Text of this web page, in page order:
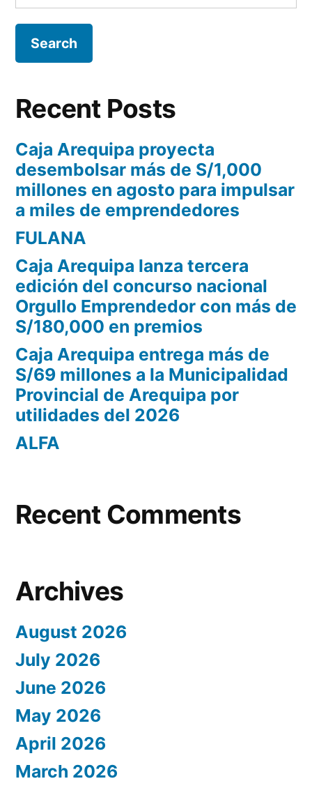
Recent Posts
Caja Arequipa proyecta
desembolsar más de S/1,000
millones en agosto para impulsar
a miles de emprendedores
FULANA
Caja Arequipa lanza tercera
edición del concurso nacional
Orgullo Emprendedor con más de
S/180,000 en premios
Caja Arequipa entrega más de
S/69 millones a la Municipalidad
Provincial de Arequipa por
utilidades del 2026
ALFA
Recent Comments
Archives
August 2026
July 2026
June 2026
May 2026
April 2026
March 2026